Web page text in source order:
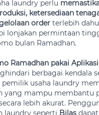
laundry perlu
ketersediaan
order terlebih
lonjakan permintaan
bulan Ramadhan.
Ramadhan pakai
berbagai kendala
pemilik usaha laundry
yang mampu membantu
lebih akurat.